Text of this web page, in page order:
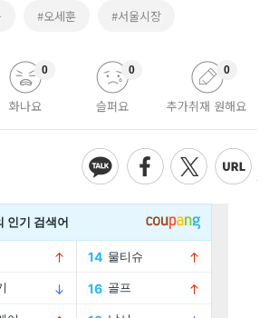
#오세훈 #서울시장
화나요
0
슬퍼요
0
추가취재 원해요
0